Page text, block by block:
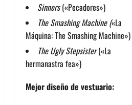
Sinners(«Pecadores»)
The Smashing Machine («La
Máquina: The Smashing Machine»)
The Ugly Stepsister(«La
hermanastra fea»)
Mejor diseño de vestuario: